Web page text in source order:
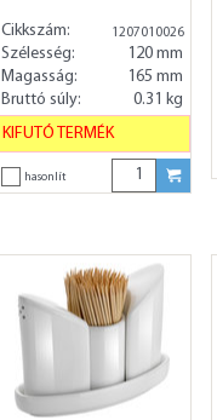
Cikkszám: 1207010026
Szélesség:
120 mm
Magasság:
165 mm
Bruttó súly:
0.31 kg
KIFUTÓ TERMÉK
hasonlít